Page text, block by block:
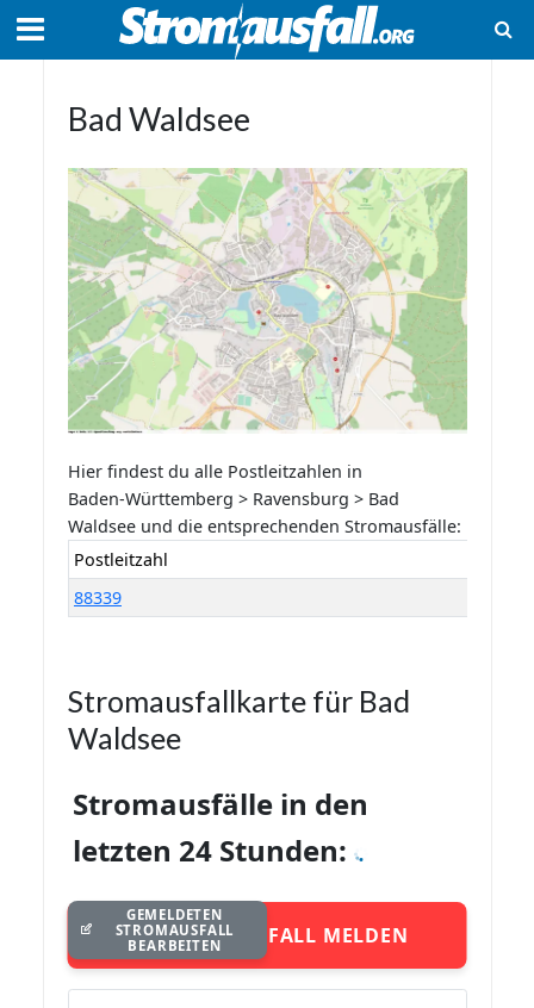
Bad Waldsee
Hier findest du alle Postleitzahlen in
Baden-Württemberg > Ravensburg > Bad
Waldsee und die entsprechenden Stromausfälle:
Postleitzahl
88339
Stromausfallkarte für Bad
Waldsee
Stromausfälle in den
letzten 24 Stunden:
STROMAUSFALL MELDEN
GEMELDETEN
STROMAUSFALL
BEARBEITEN